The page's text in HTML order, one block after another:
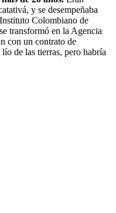
y se desempeñaba
Colombiano de
transformó en la Agencia
con un contrato de
de las tierras, pero habría